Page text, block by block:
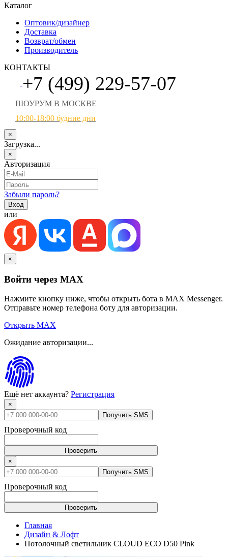
Каталог
Оптовик/дизайнер
Доставка
Возврат/обмен
Производитель
КОНТАКТЫ
+7 (499) 229-57-07
ШОУРУМ В МОСКВЕ
10:00-18:00 будние дни
×
Загрузка...
×
Авторизация
Забыли пароль?
или
×
Войти через MAX
Нажмите кнопку ниже, чтобы открыть бота в MAX Messenger.
Отправьте номер телефона боту для авторизации.
Открыть MAX
Ожидание авторизации...
Ещё нет аккаунта? Регистрация
×
Получить SMS
Проверочный код
Проверить
×
Получить SMS
Проверочный код
Проверить
Главная
Дизайн & Лофт
Потолочный светильник CLOUD ECO D50 Pink